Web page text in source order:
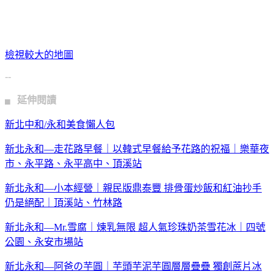
檢視較大的地圖
--
▖ 延伸閱讀
新北中和/永和美食懶人包
新北永和—走花路早餐｜以韓式早餐給予花路的祝福｜樂華夜
市、永平路、永平高中、頂溪站
新北永和—小本經營｜親民版鼎泰豐 排骨蛋炒飯和紅油抄手
仍是絕配｜頂溪站、竹林路
新北永和—Mr.雪腐｜煉乳無限 超人氣珍珠奶茶雪花冰｜四號
公園、永安市場站
新北永和—阿爸の芋圓｜芋頭芋泥芋圓層層疊疊 獨創蔗片冰